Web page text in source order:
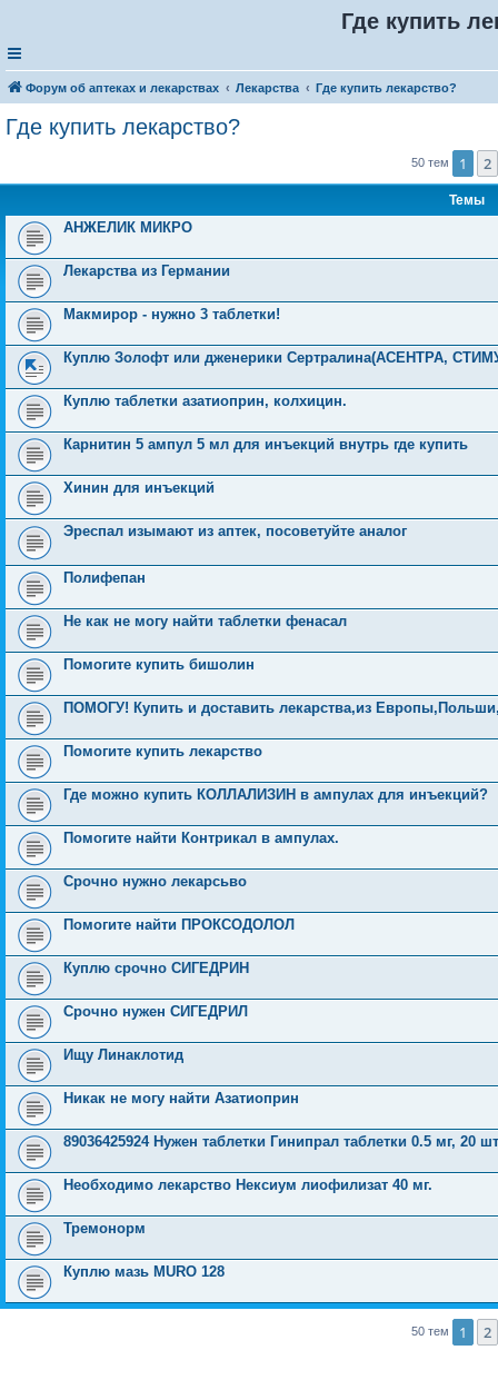
Где купить
Форум об аптеках и лекарствах Лекарства Где купить лекарство?
Где купить лекарство?
50 тем 1 2
Темы
АНЖЕЛИК МИКРО
Лекарства из Германии
Макмирор - нужно 3 таблетки!
Куплю Золофт или дженерики Сертралина(АСЕНТРА,
Куплю таблетки азатиоприн, колхицин.
Карнитин 5 ампул 5 мл для инъекций внутрь где купить
Хинин для инъекций
Эреспал изымают из аптек, посоветуйте аналог
Полифепан
Не как не могу найти таблетки фенасал
Помогите купить бишолин
ПОМОГУ! Купить и доставить лекарства,из
Помогите купить лекарство
Где можно купить КОЛЛАЛИЗИН в ампулах для инъекций?
Помогите найти Контрикал в ампулах.
Срочно нужно лекарсьво
Помогите найти ПРОКСОДОЛОЛ
Куплю срочно СИГЕДРИН
Срочно нужен СИГЕДРИЛ
Ищу Линаклотид
Никак не могу найти Азатиоприн
89036425924 Нужен таблетки Гинипрал таблетки 0.5 мг, 20
Необходимо лекарство Нексиум лиофилизат 40 мг.
Тремонорм
Куплю мазь MURO 128
50 тем 1 2